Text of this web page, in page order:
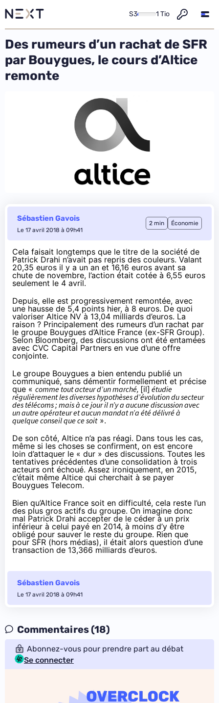
S3 1 Tio
Des rumeurs d’un rachat de SFR
par Bouygues, le cours d’Altice
remonte
Sébastien Gavois
Le 17 avril 2018 à 09h41
2 min Économie
Cela faisait longtemps que le titre de la société de
Patrick Drahi n’avait pas repris des couleurs. Valant
20,35 euros il y a un an et 16,16 euros avant sa
chute de novembre, l’action était cotée à 6,55 euros
seulement le 4 avril.
Depuis, elle est progressivement remontée, avec
une hausse de 5,4 points hier, à 8 euros. De quoi
valoriser Altice NV à 13,04 milliards d’euros. La
raison ? Principalement des rumeurs d’un rachat par
le groupe Bouygues d’Altice France (ex-SFR Group).
Selon Bloomberg, des discussions ont été entamées
avec CVC Capital Partners en vue d’une offre
conjointe.
Le groupe Bouygues a bien entendu publié un
communiqué, sans démentir formellement et précise
que « comme tout acteur d’un marché, [il] étudie
régulièrement les diverses hypothèses d’évolution du secteur
des télécoms ; mais à ce jour il n’y a aucune discussion avec
un autre opérateur et aucun mandat n’a été délivré à
quelque conseil que ce soit».
De son côté, Altice n’a pas réagi. Dans tous les cas,
même si les choses se confirment, on est encore
loin d’attaquer le « dur » des discussions. Toutes les
tentatives précédentes d’une consolidation à trois
acteurs ont échoué. Assez ironiquement, en 2015,
c’était même Altice qui cherchait à se payer
Bouygues Telecom.
Bien qu’Altice France soit en difficulté, cela reste l’un
des plus gros actifs du groupe. On imagine donc
mal Patrick Drahi accepter de le céder à un prix
inférieur à celui payé en 2014, à moins d’y être
obligé pour sauver le reste du groupe. Rien que
pour SFR (hors médias), il était alors question d’une
transaction de 13,366 milliards d’euros.
Sébastien Gavois
Le 17 avril 2018 à 09h41
Commentaires (18)
Abonnez-vous pour prendre part au débat
Se connecter